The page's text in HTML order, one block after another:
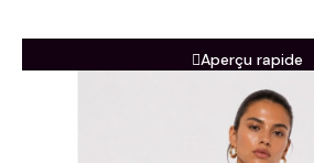
Aperçu rapide